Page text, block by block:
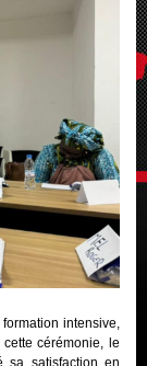
intensive,
cérémonie, le
sa satisfaction en